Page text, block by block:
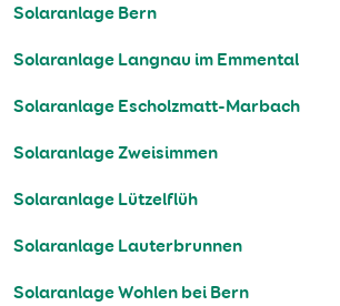
Solaranlage Bern
Solaranlage Langnau im Emmental
Solaranlage Escholzmatt-Marbach
Solaranlage Zweisimmen
Solaranlage Lützelflüh
Solaranlage Lauterbrunnen
Solaranlage Wohlen bei Bern